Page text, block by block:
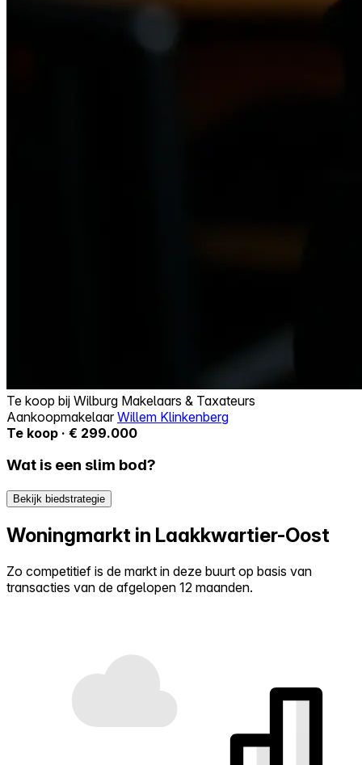
Te koop bij Wilburg Makelaars & Taxateurs
AankoopmakelaarWillem Klinkenberg
Te koop · € 299.000
Wat is een slim bod?
Bekijk biedstrategie
Woningmarkt in Laakkwartier-Oost
Zo competitief is de markt in deze buurt op basis van
transacties van de afgelopen 12 maanden.